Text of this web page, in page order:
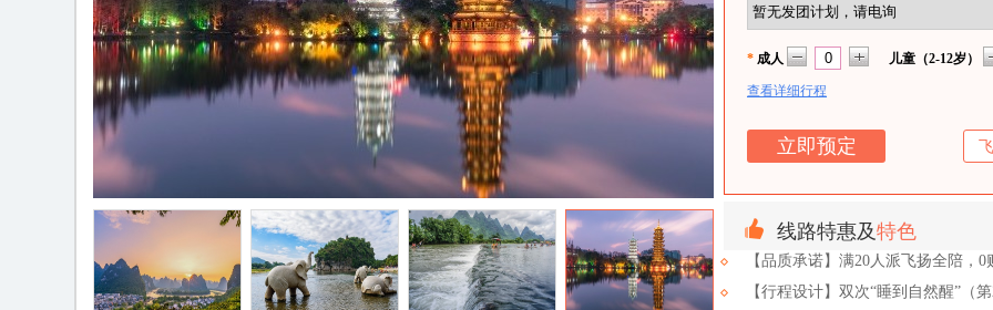
* 成人 儿童（2-12岁）
查看详细行程
线路特惠及特色
【品质承诺】满20人派飞扬全陪，
【行程设计】双次“睡到自然醒”（